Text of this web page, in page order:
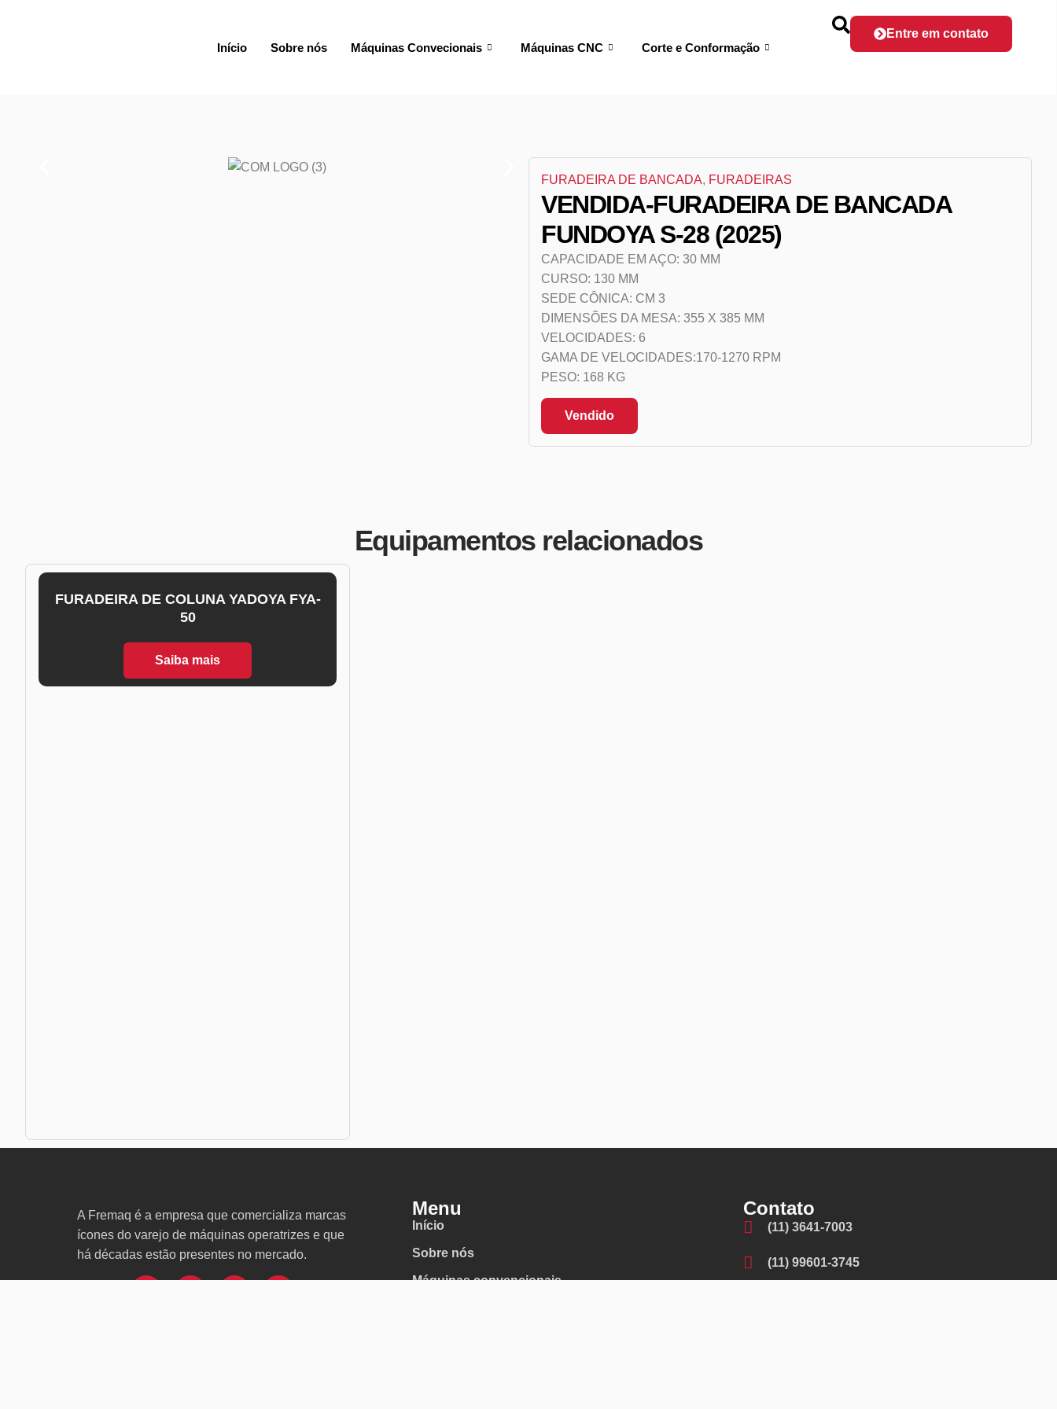
Início Sobre nós Máquinas Convecionais Máquinas CNC Corte e Conformação
Entre em contato
FURADEIRA DE BANCADA, FURADEIRAS
VENDIDA-FURADEIRA DE BANCADA
FUNDOYA S-28 (2025)
CAPACIDADE EM AÇO: 30 MM
CURSO: 130 MM
SEDE CÔNICA: CM 3
DIMENSÕES DA MESA: 355 X 385 MM
VELOCIDADES: 6
GAMA DE VELOCIDADES:170-1270 RPM
PESO: 168 KG
Vendido
Equipamentos relacionados
FURADEIRA DE COLUNA YADOYA FYA-
50
Saiba mais
A Fremaq é a empresa que comercializa marcas
ícones do varejo de máquinas operatrizes e que
há décadas estão presentes no mercado.
Menu
Início
Sobre nós
Máquinas convencionais
Contato
(11) 3641-7003
(11) 99601-3745